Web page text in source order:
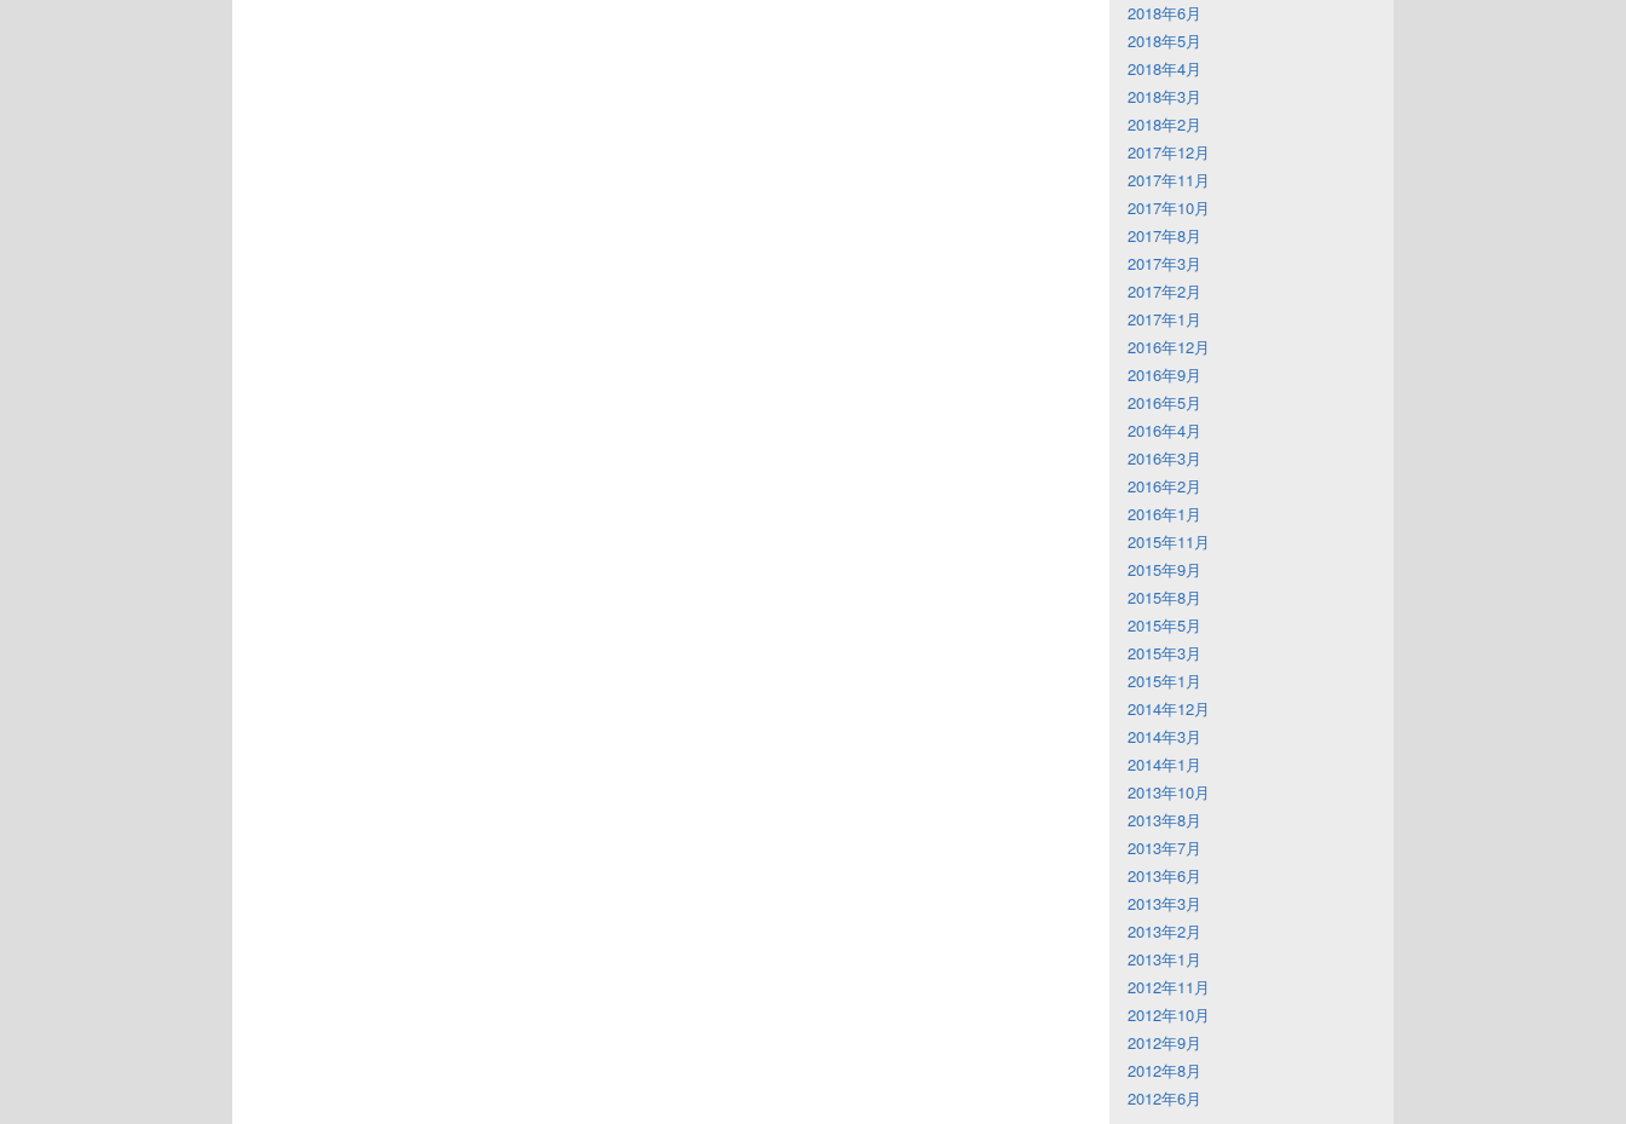
2018年6月
2018年5月
2018年4月
2018年3月
2018年2月
2017年12月
2017年11月
2017年10月
2017年8月
2017年3月
2017年2月
2017年1月
2016年12月
2016年9月
2016年5月
2016年4月
2016年3月
2016年2月
2016年1月
2015年11月
2015年9月
2015年8月
2015年5月
2015年3月
2015年1月
2014年12月
2014年3月
2014年1月
2013年10月
2013年8月
2013年7月
2013年6月
2013年3月
2013年2月
2013年1月
2012年11月
2012年10月
2012年9月
2012年8月
2012年6月